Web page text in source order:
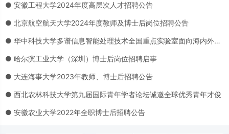
● 安徽工程大学2024年度高层次人才招聘公告
● 北京航空航天大学2024年度教师及博士后岗位招聘公告
● 华中科技大学多谱信息智能处理技术全国重点实验室面向海内外招聘博士后
● 哈尔滨工业大学（深圳）博士后岗位招聘启事
● 大连海事大学2023年教师、博士后招聘公告
● 西北农林科技大学第九届国际青年学者论坛诚邀全球优秀青年才俊
● 安徽农业大学2022年全职博士后招聘公告